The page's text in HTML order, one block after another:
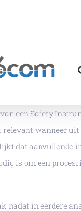
een Safety
wanneer uit
dat aanvullende
is om een
nadat in eerdere